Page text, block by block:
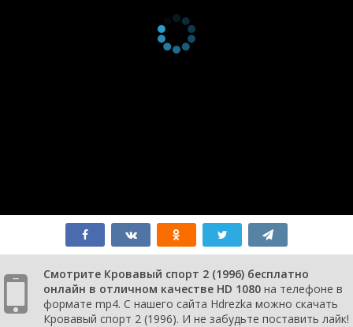
Смотрите Кровавый спорт 2 (1996) бесплатно
онлайн в отличном качестве HD 1080 на телефоне в
формате mp4. С нашего сайта Hdrezka можно скачать
Кровавый спорт 2 (1996). И не забудьте поставить лайк!